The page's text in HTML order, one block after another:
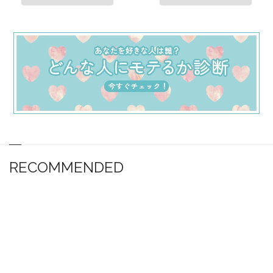
RECOMMENDED